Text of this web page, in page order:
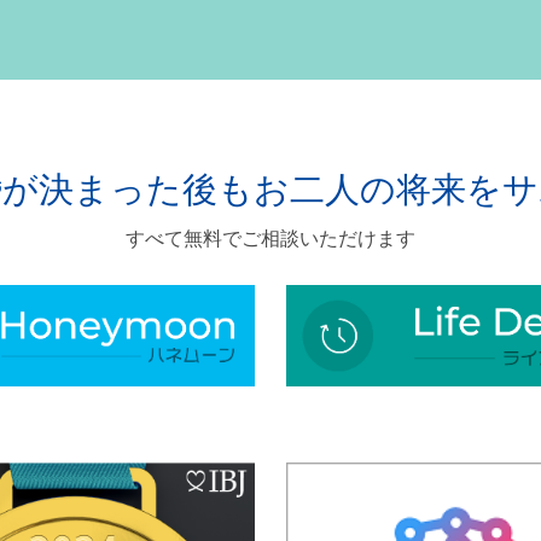
決まった後も お二人の将来を
すべて無料でご相談いただけます